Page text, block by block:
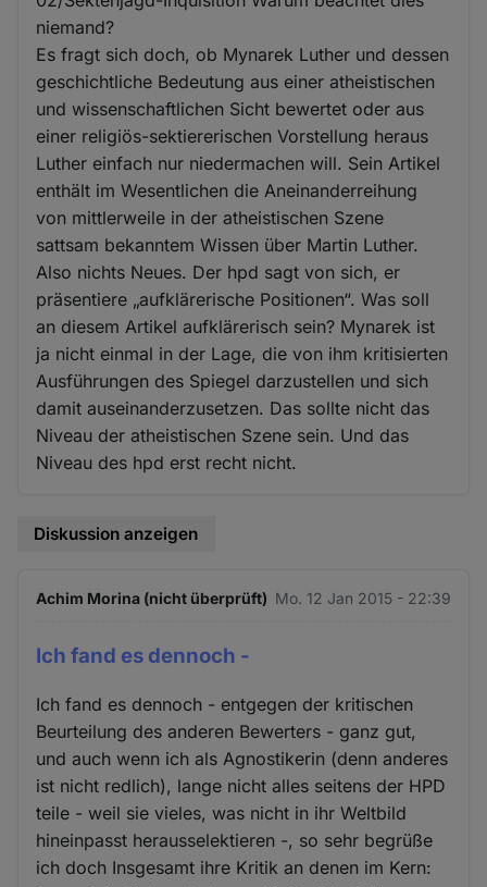
niemand?
Es fragt sich doch, ob Mynarek Luther und dessen
geschichtliche Bedeutung aus einer atheistischen
und wissenschaftlichen Sicht bewertet oder aus
einer religiös-sektiererischen Vorstellung heraus
Luther einfach nur niedermachen will. Sein Artikel
enthält im Wesentlichen die Aneinanderreihung
von mittlerweile in der atheistischen Szene
sattsam bekanntem Wissen über Martin Luther.
Also nichts Neues. Der hpd sagt von sich, er
präsentiere „aufklärerische Positionen“. Was soll
an diesem Artikel aufklärerisch sein? Mynarek ist
ja nicht einmal in der Lage, die von ihm kritisierten
Ausführungen des Spiegel darzustellen und sich
damit auseinanderzusetzen. Das sollte nicht das
Niveau der atheistischen Szene sein. Und das
Niveau des hpd erst recht nicht.
Diskussion anzeigen
Achim Morina (nicht überprüft) Mo. 12 Jan 2015 - 22:39
Ich fand es dennoch -
Ich fand es dennoch - entgegen der kritischen
Beurteilung des anderen Bewerters - ganz gut,
und auch wenn ich als Agnostikerin (denn anderes
ist nicht redlich), lange nicht alles seitens der HPD
teile - weil sie vieles, was nicht in ihr Weltbild
hineinpasst herausselektieren -, so sehr begrüße
ich doch Insgesamt ihre Kritik an denen im Kern: